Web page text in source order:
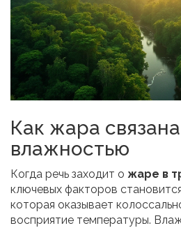
Как жара
влажностью
Когда речь заходит о жаре в
ключевых факторов
которая оказывает
восприятие температуры.